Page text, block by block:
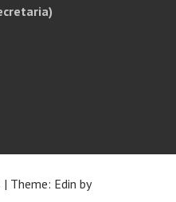
| Theme: Edin by